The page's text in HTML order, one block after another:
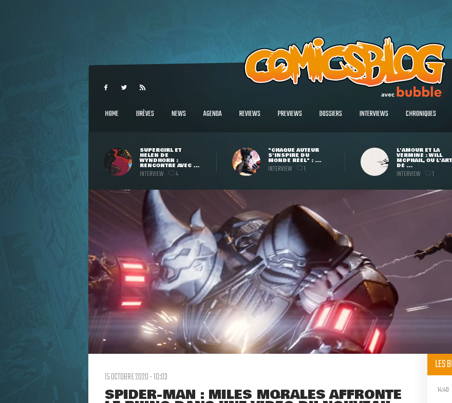
HOME BRÈVES NEWS AGENDA REVIEWS PREVIEWS DOSSIERS INTERVIEWS CHRONIQUES
SUPERGIRL ET
HELEN DE
WYNDHORN :
RENCONTRE AVEC ...
INTERVIEW 4
"CHAQUE AUTEUR
S'INSPIRE DU
MONDE RÉEL" : ...
INTERVIEW 1
L'AMOUR ET LA
VERMINE : WILL
MCPHAIL, OU L'ART
DE ...
INTERVIEW 1
15 OCTOBRE 2020 - 10:03
SPIDER-MAN : MILES MORALES AFFRONTE
LES
14:40